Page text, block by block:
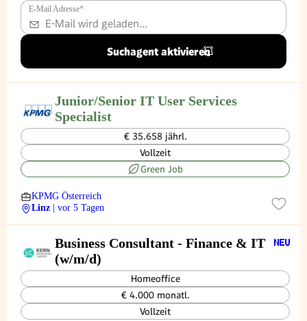
E-Mail Adresse*
Suchagent aktivieren
Junior/Senior IT User Services
Specialist
€ 35.658 jährl.
Vollzeit
Green Job
KPMG Österreich
Linz
| vor 5 Tagen
Business Consultant - Finance & IT
(w/m/d)
Homeoffice
€ 4.000 monatl.
Vollzeit